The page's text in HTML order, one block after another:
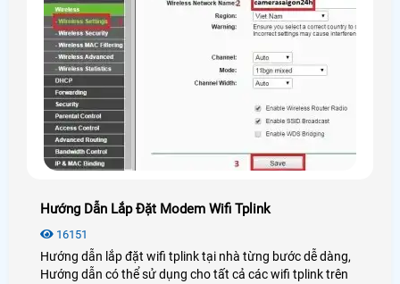
Hướng Dẫn Lắp Đặt Modem Wifi Tplink
16151
Hướng dẫn lắp đặt wifi tplink tại nhà từng bước dễ dàng,
Hướng dẫn có thể sử dụng cho tất cả các wifi tplink trên